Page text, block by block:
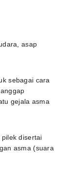
asap
sebagai cara
gejala asma
disertai
asma (suara